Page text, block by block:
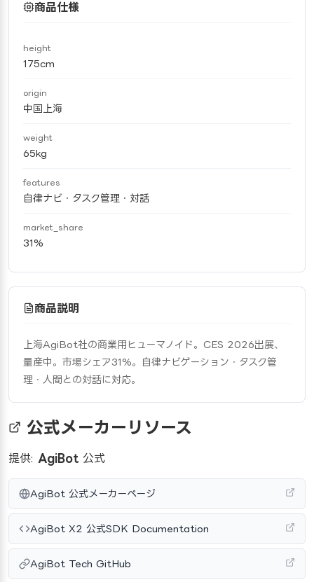
商品仕様
height
175cm
origin
中国上海
weight
65kg
features
自律ナビ・タスク管理・対話
market_share
31%
商品説明
上海AgiBot社の商業用ヒューマノイド。CES 2026出展、
量産中。市場シェア31%。自律ナビゲーション・タスク管
理・人間との対話に対応。
公式メーカーリソース
提供: AgiBot 公式
AgiBot 公式メーカーページ
AgiBot X2 公式SDK Documentation
AgiBot Tech GitHub